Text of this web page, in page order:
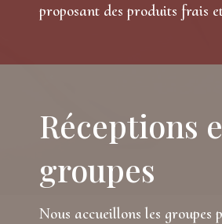
proposant des produits frais
Réceptions
groupes
Nous accueillons les groupes